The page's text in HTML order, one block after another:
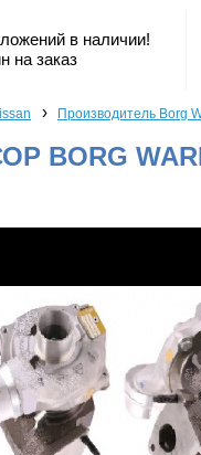
в наличии!
на заказ
› Производитель Borg
BORG